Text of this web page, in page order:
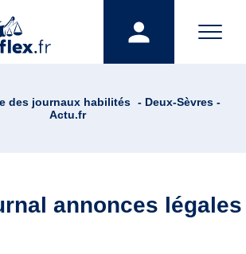
des journaux habilités - Deux-Sèvres -
Actu.fr
annonces légales